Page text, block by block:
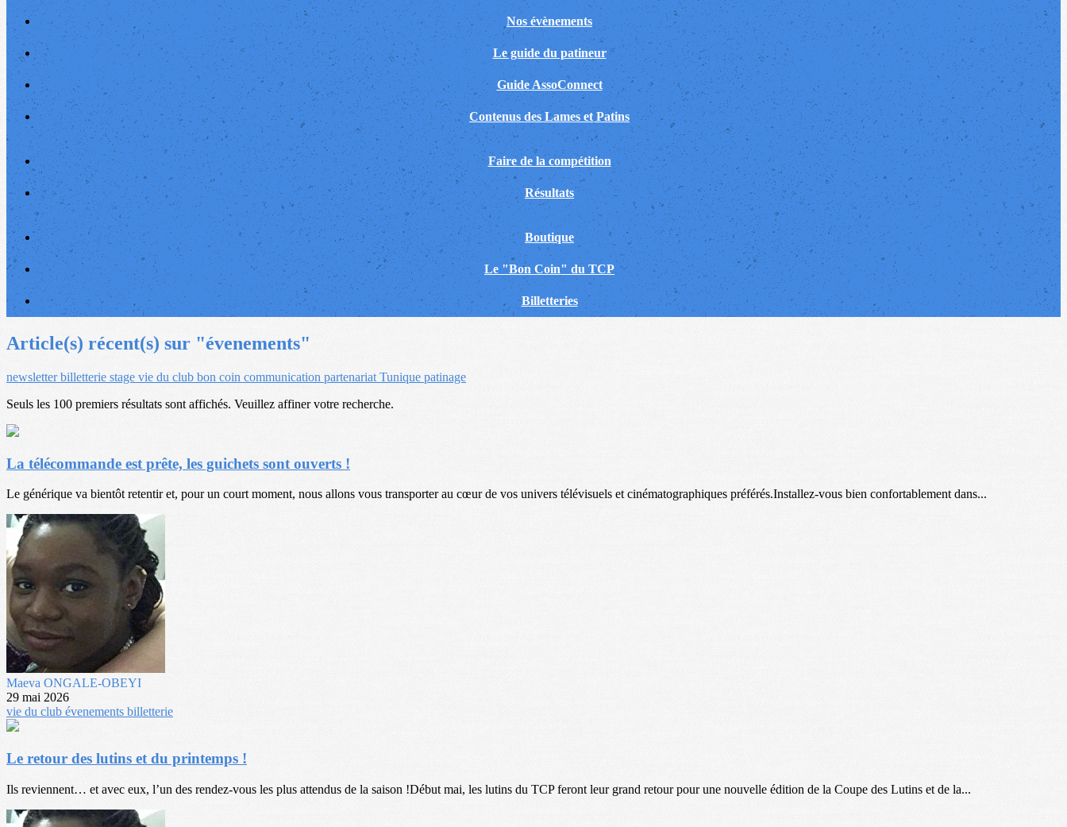
Nos évènements
Le guide du patineur
Guide AssoConnect
Contenus des Lames et Patins
Faire de la compétition
Résultats
Boutique
Le "Bon Coin" du TCP
Billetteries
Article(s) récent(s) sur "évenements"
newsletterbilletterie stage vie du club bon coin communication partenariat Tunique patinage
Seuls les 100 premiers résultats sont affichés. Veuillez affiner votre recherche.
La télécommande est prête, les guichets sont ouverts !
Le générique va bientôt retentir et, pour un court moment, nous allons vous transporter au cœur de vos univers télévisuels et cinématographiques préférés.Installez-vous bien confortablement dans...
Maeva ONGALE-OBEYI
29 mai 2026
vie du club évenements billetterie
Le retour des lutins et du printemps !
Ils reviennent… et avec eux, l’un des rendez-vous les plus attendus de la saison !Début mai, les lutins du TCP feront leur grand retour pour une nouvelle édition de la Coupe des Lutins et de la...